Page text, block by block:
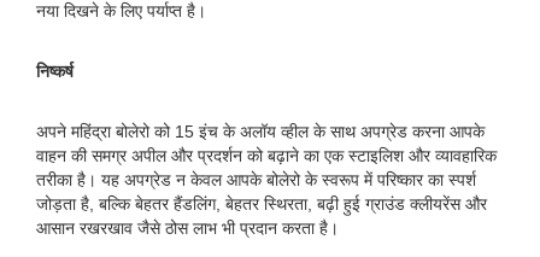
नया दिखने के लिए पर्याप्त है।
निष्कर्ष
अपने महिंद्रा बोलेरो को 15 इंच के अलॉय व्हील के साथ अपग्रेड करना आपके
वाहन की समग्र अपील और प्रदर्शन को बढ़ाने का एक स्टाइलिश और व्यावहारिक
तरीका है। यह अपग्रेड न केवल आपके बोलेरो के स्वरूप में परिष्कार का स्पर्श
जोड़ता है, बल्कि बेहतर हैंडलिंग, बेहतर स्थिरता, बढ़ी हुई ग्राउंड क्लीयरेंस और
आसान रखरखाव जैसे ठोस लाभ भी प्रदान करता है।